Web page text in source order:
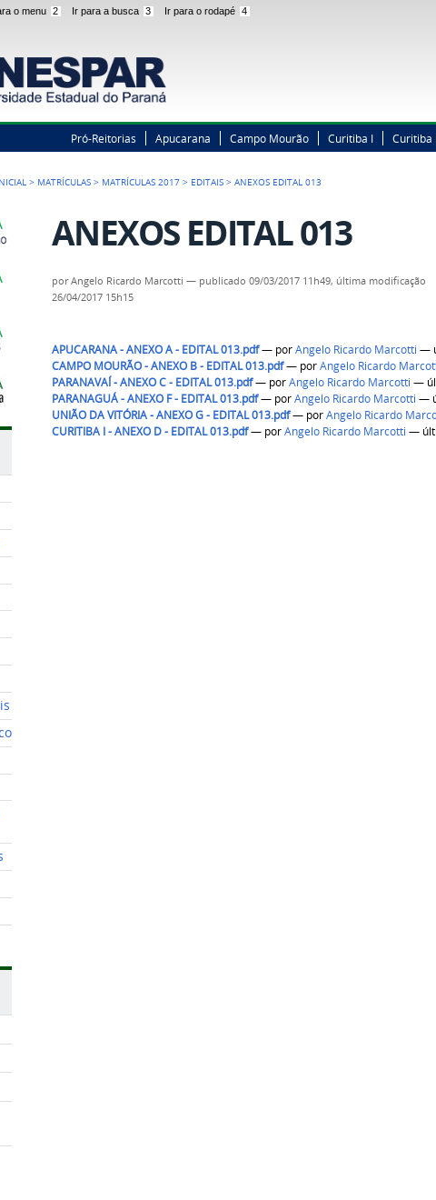
o menu 2 Ir para a busca 3 Ir para o rodapé 4
Pró-Reitorias Apucarana Campo Mourão Curitiba I Curitiba
> MATRÍCULAS > MATRÍCULAS 2017 > EDITAIS >ANEXOS EDITAL 013
ANEXOS EDITAL 013
porAngelo Ricardo Marcotti — publicado 09/03/2017 11h49, última modificação
26/04/2017 15h15
APUCARANA - ANEXO A - EDITAL 013.pdf— porAngelo Ricardo Marcotti —
CAMPO MOURÃO - ANEXO B - EDITAL 013.pdf— porAngelo Ricardo
PARANAVAÍ - ANEXO C - EDITAL 013.pdf— porAngelo Ricardo Marcotti —
PARANAGUÁ - ANEXO F - EDITAL 013.pdf— porAngelo Ricardo Marcotti —
UNIÃO DA VITÓRIA - ANEXO G - EDITAL 013.pdf— porAngelo Ricardo
CURITIBA I - ANEXO D - EDITAL 013.pdf— porAngelo Ricardo Marcotti —